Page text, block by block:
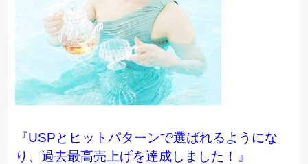
『USPとヒットパターンで選ばれるようにな
り、過去最高売上げを達成しました！』